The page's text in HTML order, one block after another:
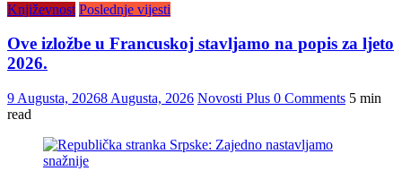
Književnost Poslednje vijesti
Ove izložbe u Francuskoj stavljamo na popis za ljeto
2026.
9 Augusta, 20268 Augusta, 2026 Novosti Plus 0 Comments 5 min
read